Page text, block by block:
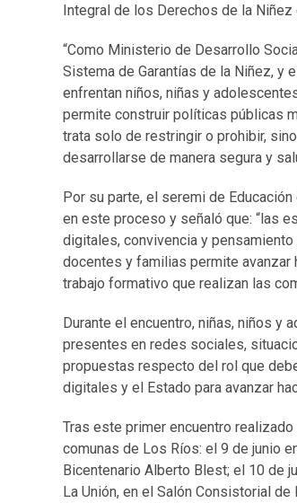
Integral de los Derechos de la
“Como Ministerio de Desarrollo
Sistema de Garantías de la Niñez, y
enfrentan niños, niñas y
permite construir políticas públicas
trata solo de restringir o prohibir,
desarrollarse de manera segura y
Por su parte, el seremi de
en este proceso y señaló que: “las
digitales, convivencia y
docentes y familias permite avanzar
trabajo formativo que realizan las
Durante el encuentro, niñas, niños y
presentes en redes sociales,
propuestas respecto del rol que
digitales y el Estado para avanzar
Tras este primer encuentro
comunas de Los Ríos: el 9 de junio
Bicentenario Alberto Blest; el 10 de
La Unión, en el Salón Consistorial